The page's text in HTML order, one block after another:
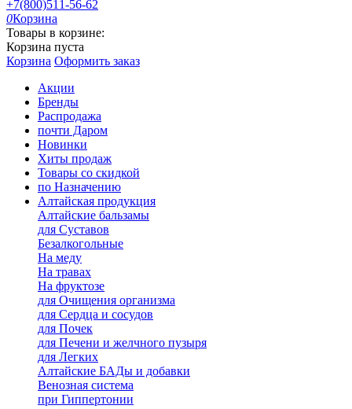
+7(800)511-56-62
0Корзина
Товары в корзине:
Корзина пуста
Корзина Оформить заказ
Акции
Бренды
Распродажа
почти Даром
Новинки
Хиты продаж
Товары со скидкой
по Назначению
Алтайская продукция
Алтайские бальзамы
для Суставов
Безалкогольные
На меду
На травах
На фруктозе
для Очищения организма
для Сердца и сосудов
для Почек
для Печени и желчного пузыря
для Легких
Алтайские БАДы и добавки
Венозная система
при Гиппертонии